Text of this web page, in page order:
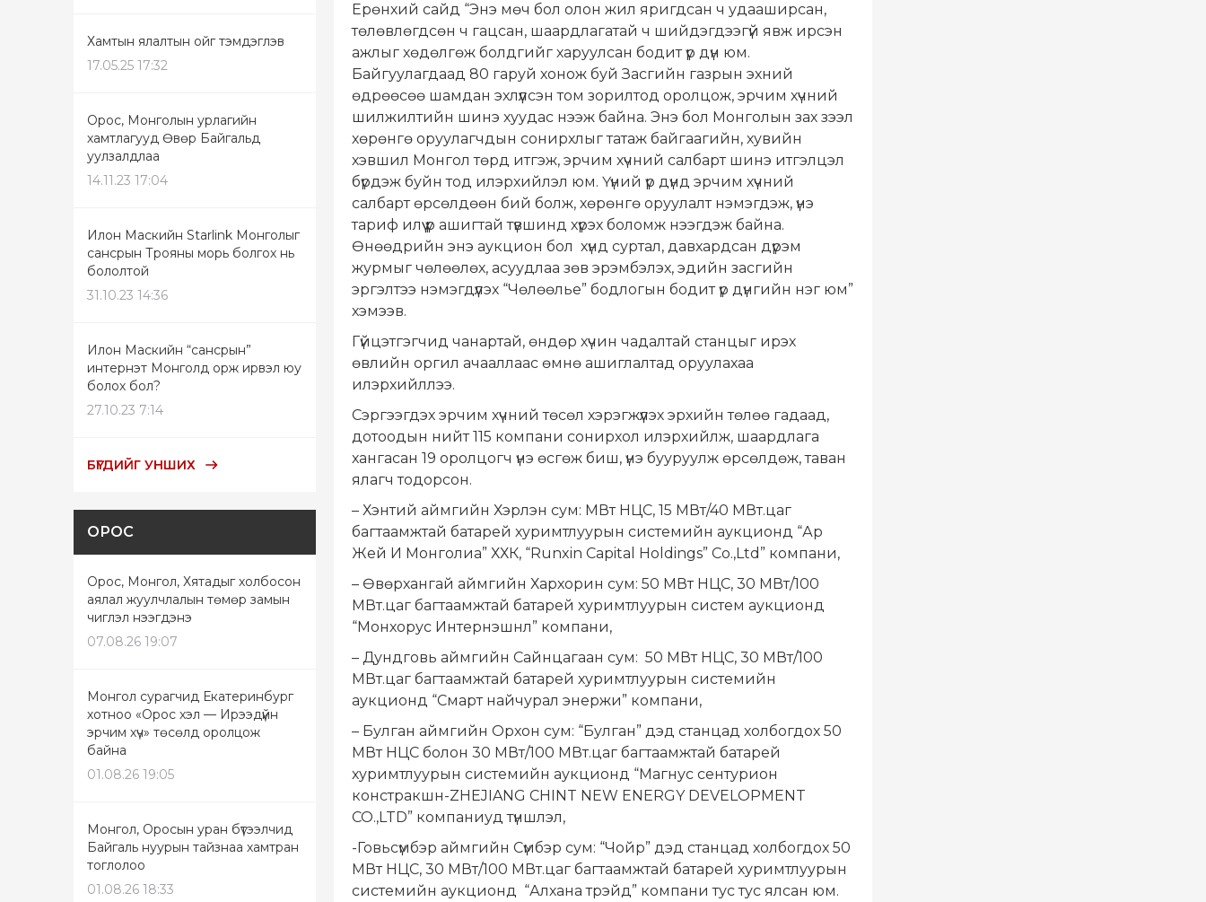
Хамтын ялалтын ойг тэмдэглэв
17.05.25 17:32
Орос, Монголын урлагийн
хамтлагууд Өвөр Байгальд
уулзалдлаа
14.11.23 17:04
Илон Маскийн Starlink Монголыг
сансрын Трояны морь болгох нь
бололтой
31.10.23 14:36
Илон Маскийн “сансрын”
интернэт Монголд орж ирвэл юу
болох бол?
27.10.23 7:14
БҮГДИЙГ УНШИХ
ОРОС
Орос, Монгол, Хятадыг холбосон
аялал жуулчлалын төмөр замын
чиглэл нээгдэнэ
07.08.26 19:07
Монгол сурагчид Екатеринбург
хотноо «Орос хэл — Ирээдүйн
эрчим хүч» төсөлд оролцож
байна
01.08.26 19:05
Монгол, Оросын уран бүтээлчид
Байгаль нуурын тайзнаа хамтран
тоглолоо
01.08.26 18:33
Ерөнхий сайд “Энэ мөч бол олон жил яригдсан ч удааширсан,
төлөвлөгдсөн ч гацсан, шаардлагатай ч шийдэгдээгүй явж ирсэн
ажлыг хөдөлгөж болдгийг харуулсан бодит үр дүн юм.
Байгуулагдаад 80 гаруй хонож буй Засгийн газрын эхний
өдрөөсөө шамдан эхлүүлсэн том зорилтод оролцож, эрчим хүчний
шилжилтийн шинэ хуудас нээж байна. Энэ бол Монголын зах зээл
хөрөнгө оруулагчдын сонирхлыг татаж байгаагийн, хувийн
хэвшил Монгол төрд итгэж, эрчим хүчний салбарт шинэ итгэлцэл
бүрдэж буйн тод илэрхийлэл юм. Үүний үр дүнд эрчим хүчний
салбарт өрсөлдөөн бий болж, хөрөнгө оруулалт нэмэгдэж, үнэ
тариф илүү үр ашигтай түвшинд хүрэх боломж нээгдэж байна.
Өнөөдрийн энэ аукцион бол хүнд суртал, давхардсан дүрэм
журмыг чөлөөлөх, асуудлаа зөв эрэмбэлэх, эдийн засгийн
эргэлтээ нэмэгдүүлэх “Чөлөөлье” бодлогын бодит үр дүнгийн нэг юм”
хэмээв.
Гүйцэтгэгчид чанартай, өндөр хүчин чадалтай станцыг ирэх
өвлийн оргил ачааллаас өмнө ашиглалтад оруулахаа
илэрхийллээ.
Сэргээгдэх эрчим хүчний төсөл хэрэгжүүлэх эрхийн төлөө гадаад,
дотоодын нийт 115 компани сонирхол илэрхийлж, шаардлага
хангасан 19 оролцогч үнэ өсгөж биш, үнэ бууруулж өрсөлдөж, таван
ялагч тодорсон.
– Хэнтий аймгийн Хэрлэн сум: МВт НЦС, 15 МВт/40 МВт.цаг
багтаамжтай батарей хуримтлуурын системийн аукционд “Ар
Жей И Монголиа” ХХК, “Runxin Capital Holdings” Co.,Ltd” компани,
– Өвөрхангай аймгийн Хархорин сум: 50 МВт НЦС, 30 МВт/100
МВт.цаг багтаамжтай батарей хуримтлуурын систем аукционд
“Монхорус Интернэшнл” компани,
– Дундговь аймгийн Сайнцагаан сум: 50 МВт НЦС, 30 МВт/100
МВт.цаг багтаамжтай батарей хуримтлуурын системийн
аукционд “Смарт найчурал энержи” компани,
– Булган аймгийн Орхон сум: “Булган” дэд станцад холбогдох 50
МВт НЦС болон 30 МВт/100 МВт.цаг багтаамжтай батарей
хуримтлуурын системийн аукционд “Магнус сентурион
констракшн-ZHEJIANG CHINT NEW ENERGY DEVELOPMENT
CO.,LTD” компаниуд түншлэл,
-Говьсүмбэр аймгийн Сүмбэр сум: “Чойр” дэд станцад холбогдох 50
МВт НЦС, 30 МВт/100 МВт.цаг багтаамжтай батарей хуримтлуурын
системийн аукционд “Алхана трэйд” компани тус тус ялсан юм.